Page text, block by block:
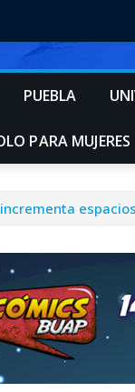
PUEBLA
PARA MUJERES
incrementa